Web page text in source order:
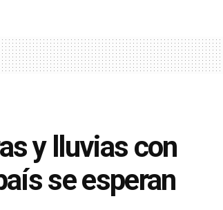
y lluvias con
se esperan